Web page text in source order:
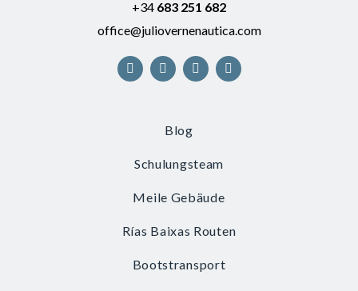
+34 683 251 682
office@juliovernenautica.com
Blog
Schulungsteam
Meile Gebäude
Rías Baixas Routen
Bootstransport